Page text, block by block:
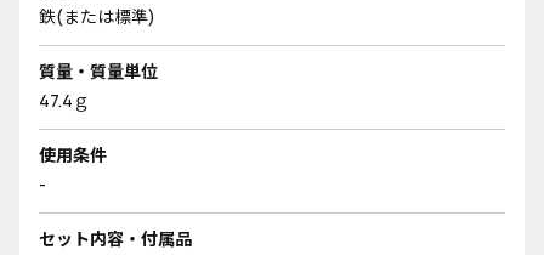
鉄(または標準)
質量・質量単位
47.4ｇ
使用条件
-
セット内容・付属品